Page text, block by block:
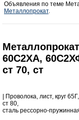
Объявления по теме
Металлопрокат.
60С2ХА,
ст 70, ст
| Проволока, лист, круг
ст 80,
сталь рессорно-